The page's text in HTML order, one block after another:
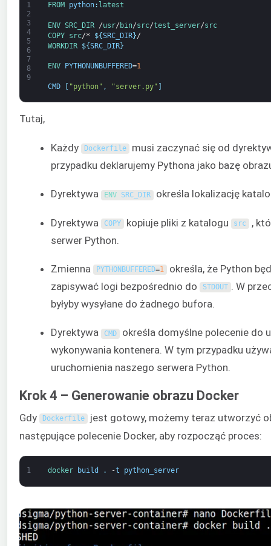
1
2
3
4
5
6
7
8
9
FROM python: latest
ENV SRC_DIR /usr/ bin/src/test_server/src
COPY
src/* ${SRC_DIR}/
WORKDIR
${SRC_DIR}
ENV PYTHONUNBUFFERED=1
CMD [ "python" , "server.py" ]
Tutaj,
Każdy Dockerfile musi zaczynać się od
przypadku deklarujemy Pythona jako bazę
Dyrektywa ENV SRC_DIR określa lokalizację
Dyrektywa COPY kopiuje pliki z katalogu src
,
serwer Python.
Zmienna PYTHONBUFFERED=1 określa, że Python
zapisywać logi bezpośrednio do
STDOUT . W
byłyby wysyłane do żadnego bufora.
Dyrektywa CMD określa domyślne polecenie do
wykonywania kontenera. W tym przypadku
uruchomienia naszego serwera Python.
Krok 4 – Generowanie obrazu Docker
Gdy Dockerfile jest gotowy, możemy teraz utworzyć
następujące polecenie Docker, aby rozpocząć proces:
1 docker build . -t python_server